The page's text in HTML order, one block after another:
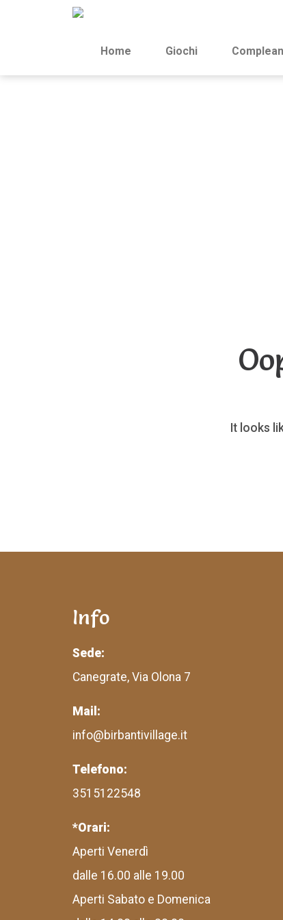
Home Giochi
It looks
Info
Sede:
Canegrate, Via Olona 7
Mail:
info@birbantivillage.it
Telefono:
3515122548
*Orari:
Aperti Venerdì
dalle 16.00 alle 19.00
Aperti Sabato e Domenica